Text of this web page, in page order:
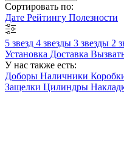
Сортировать по:
Дате Рейтингу Полезности
5 звезд 4 звезды 3 звезды 2
Установка Доставка
У нас также есть:
Доборы Наличники
Защелки Цилиндры